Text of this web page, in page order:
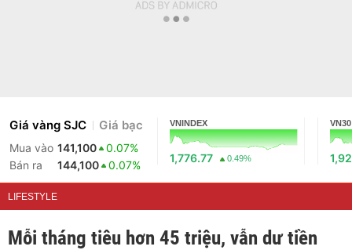
Giá vàng SJC Giá bạc
Mua vào 141,100
0.07%
Bán ra
144,100 0.07%
VNINDEX
1,776.77 0.49%
VN30
LIFESTYLE
Mỗi tháng tiêu hơn 45 triệu, vẫn dư tiền